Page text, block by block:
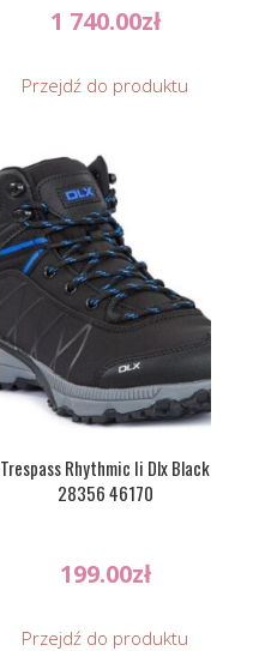
1 740.00zł
Przejdź do produktu
Trespass Rhythmic Ii Dlx Black
28356 46170
199.00zł
Przejdź do produktu